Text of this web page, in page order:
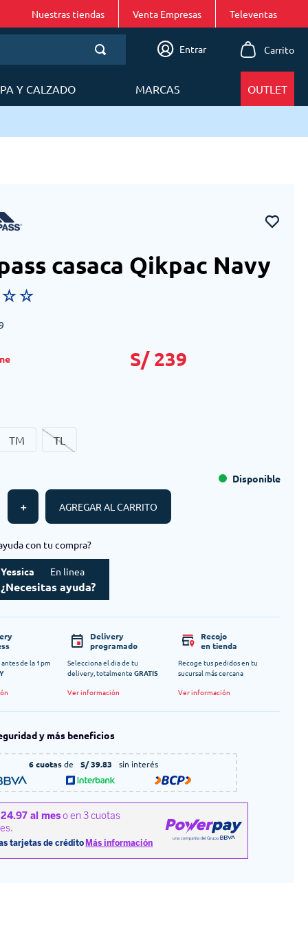
Nuestras tiendas Venta Empresas
Entrar
Y CALZADO MARCAS OUTLET
casaca Qikpac Navy
☆☆
S/ 239
TM TL
＋
Disponible
AGREGAR AL CARRITO
con tu compra?
Yessica En linea
¿Necesitas ayuda?
de la 1pm
Delivery
programado
Selecciona el dia de tu
delivery, totalmente GRATIS
Ver información
Recojo
en tienda
Recoge tus pedidos en tu
sucursal más cercana
Ver información
y más beneficios
6 cuotasde S/ 39.83 sin interés